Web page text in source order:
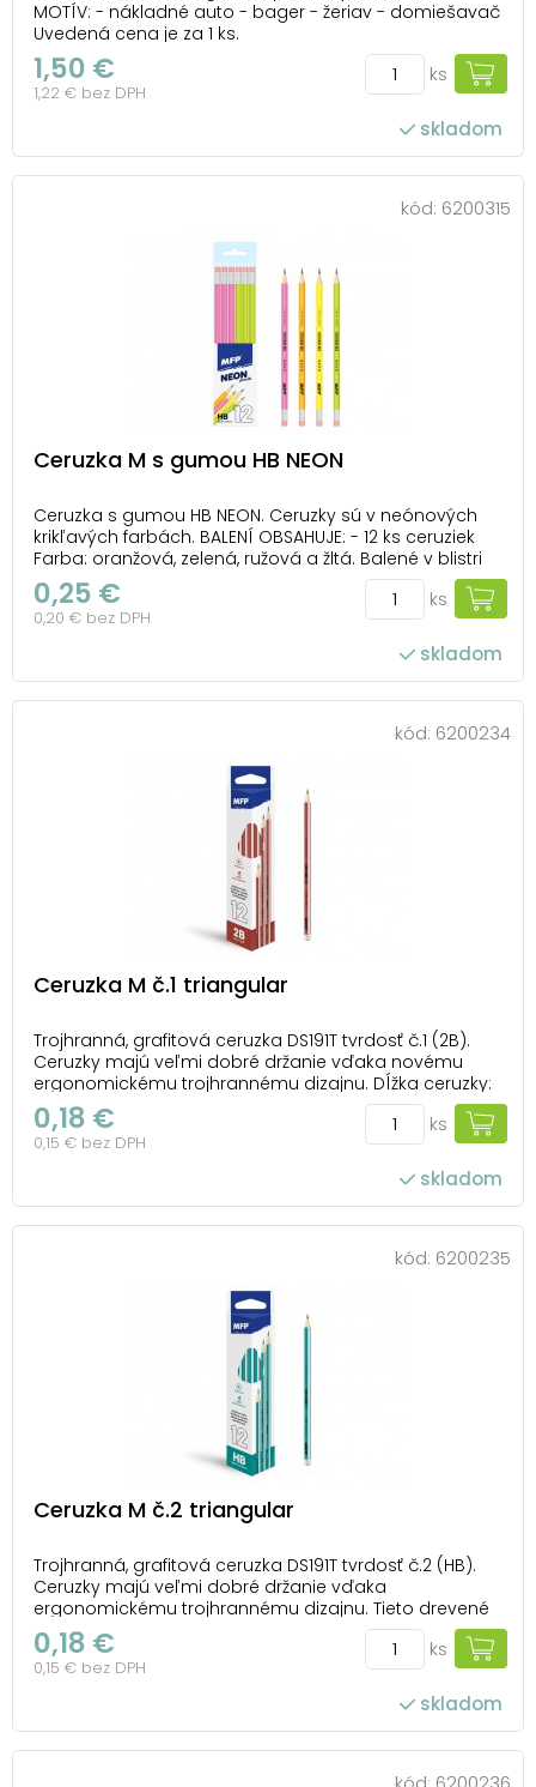
MOTÍV: - nákladné auto - bager - žeriav - domiešavač
Uvedená cena je za 1 ks.
1,50 €
1,22 € bez DPH
ks
skladom
kód: 6200315
Ceruzka M s gumou HB NEON
Ceruzka s gumou HB NEON. Ceruzky sú v neónových
krikľavých farbách. BALENÍ OBSAHUJE: - 12 ks ceruziek
Farba: oranžová, zelená, ružová a žltá. Balené v blistri
so závesom. Cena je uvedená za 1 ks.
0,25 €
0,20 € bez DPH
ks
skladom
kód: 6200234
Ceruzka M č.1 triangular
Trojhranná, grafitová ceruzka DS191T tvrdosť č.1 (2B).
Ceruzky majú veľmi dobré držanie vďaka novému
ergonomickému trojhrannému dizajnu. Dĺžka ceruzky:
175 mm Priemer tuhy: 2,2 mm Šírka ceruzky: 8 mm
Balené v papierovej škatuľke so závesom po 12 ks.
Uvedená cena je za 1 ks.
0,18 €
0,15 € bez DPH
ks
skladom
kód: 6200235
Ceruzka M č.2 triangular
Trojhranná, grafitová ceruzka DS191T tvrdosť č.2 (HB).
Ceruzky majú veľmi dobré držanie vďaka
ergonomickému trojhrannému dizajnu. Tieto drevené
ceruzky sú ideálne na písanie, rysovanie i kreslenie.
Dĺžka ceruzky: 175 mm Priemer tuhy: 2,2 mm Šírka
ceruzky: 8 mm Balené v papierovej škatuľk...
0,18 €
0,15 € bez DPH
ks
skladom